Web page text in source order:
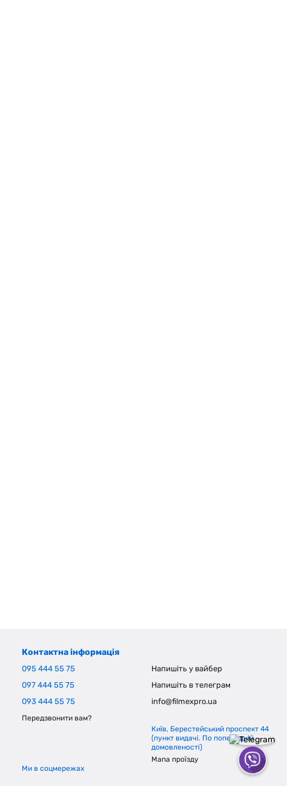
Контактна інформація
095 444 55 75
097 444 55 75
093 444 55 75
Передзвонити вам?
Напишіть у вайбер
Напишіть в телеграм
info@filmexpro.ua
Київ, Берестейський проспект 44
(пункт видачі. По попередній
домовленості)
Мапа проїзду
Ми в соцмережах